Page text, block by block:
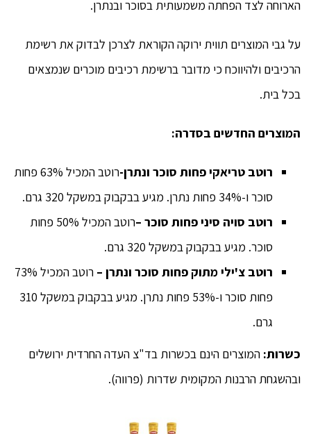
הארוחה לצד הפחתה משמעותית בסוכר ובנתרן.
על גבי המוצרים תווית ירוקה הקוראת לצרכן לבדוק את רשימת
הרכיבים ולהיווכח כי מדובר ברשימת רכיבים מוכרים שנמצאים
בכל בית.
המוצרים החדשים בסדרה:
רוטב טריאקי פחות סוכר ונתרן-
רוטב המכיל 63% פחות
סוכר ו-34% פחות נתרן. מגיע בבקבוק במשקל 320 גרם.
רוטב סויה סיני פחות סוכר –
רוטב המכיל 50% פחות
סוכר. מגיע בבקבוק במשקל 320 גרם.
רוטב צ'ילי מתוק פחות סוכר ונתרן –
רוטב המכיל 73%
פחות סוכר ו-53% פחות נתרן. מגיע בבקבוק במשקל 310
גרם.
כשרות: המוצרים הינם בכשרות בד"צ העדה החרדית ירושלים
ובהשגחת הרבנות המקומית שדרות (פרווה).